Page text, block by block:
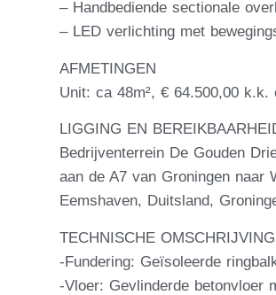
– Handbediende sectionale
– LED verlichting met
AFMETINGEN
Unit: ca 48m², € 64.500,00 k.k.
LIGGING EN
Bedrijventerrein De Gouden
aan de A7 van Groningen naar
Eemshaven, Duitsland,
TECHNISCHE OMSCHRIJVING
-Fundering: Geïsoleerde
-Vloer: Gevlinderde betonvloer